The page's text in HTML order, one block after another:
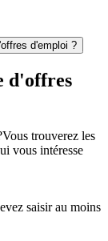
d'emploi ?
d'offres
Vous trouverez les
vous intéresse
saisir au moins